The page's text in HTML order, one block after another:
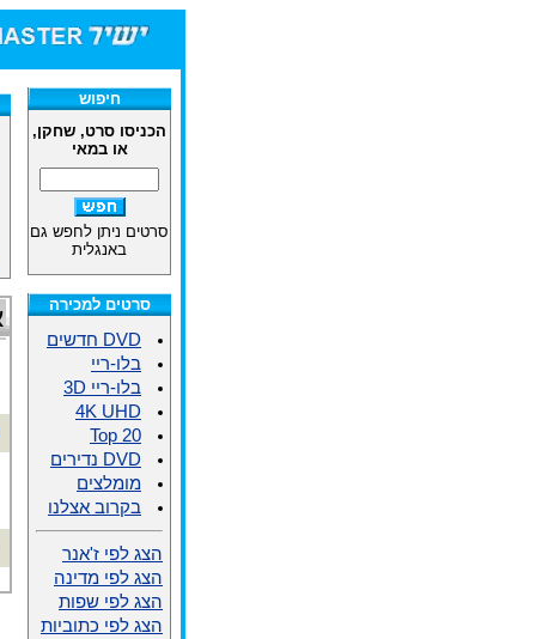
חיפוש
הכניסו סרט, שחקן,
או במאי
סרטים ניתן לחפש גם
באנגלית
סרטים למכירה
DVD חדשים
בלו-ריי
בלו-ריי 3D
4K UHD
Top 20
DVD נדירים
מומלצים
בקרוב אצלנו
הצג לפי ז'אנר
הצג לפי מדינה
הצג לפי שפות
הצג לפי כתוביות